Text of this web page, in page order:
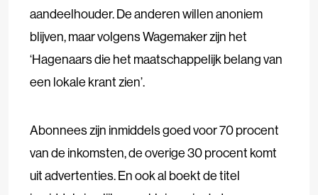
aandeelhouder. De anderen willen anoniem
blijven, maar volgens Wagemaker zijn het
‘Hagenaars die het maatschappelijk belang van
een lokale krant zien’.
Abonnees zijn inmiddels goed voor 70 procent
van de inkomsten, de overige 30 procent komt
uit advertenties. En ook al boekt de titel